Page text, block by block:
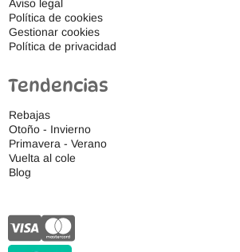
Aviso legal
Política de cookies
Gestionar cookies
Política de privacidad
Tendencias
Rebajas
Otoño - Invierno
Primavera - Verano
Vuelta al cole
Blog